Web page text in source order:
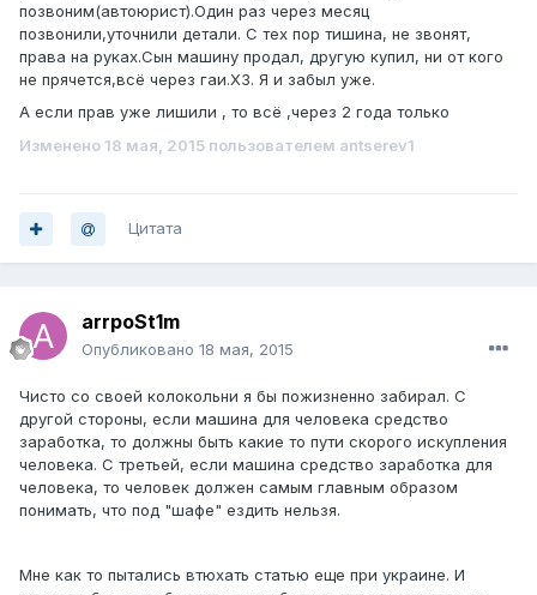
позвоним(автоюрист).Один раз через месяц
позвонили,уточнили детали. С тех пор тишина, не звонят,
права на руках.Сын машину продал, другую купил, ни от кого
не прячется,всё через гаи.ХЗ. Я и забыл уже.
А если прав уже лишили , то всё ,через 2 года только
Изменено 18 мая, 2015 пользователем antserev1
Цитата
arrpoSt1m
Опубликовано 18 мая, 2015
Чисто со своей колокольни я бы пожизненно забирал. С
другой стороны, если машина для человека средство
заработка, то должны быть какие то пути скорого искупления
человека. С третьей, если машина средство заработка для
человека, то человек должен самым главным образом
понимать, что под "шафе" ездить нельзя.
Мне как то пытались втюхать статью еще при украине. И